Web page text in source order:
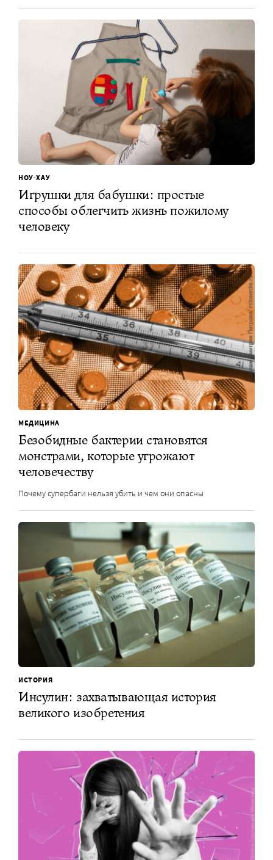
НОУ-ХАУ
Игрушки для бабушки: простые
способы облегчить жизнь пожилому
человеку
МЕДИЦИНА
Безобидные бактерии становятся
монстрами, которые угрожают
человечеству
Почему супербаги нельзя убить и чем они опасны
ИСТОРИЯ
Инсулин: захватывающая история
великого изобретения